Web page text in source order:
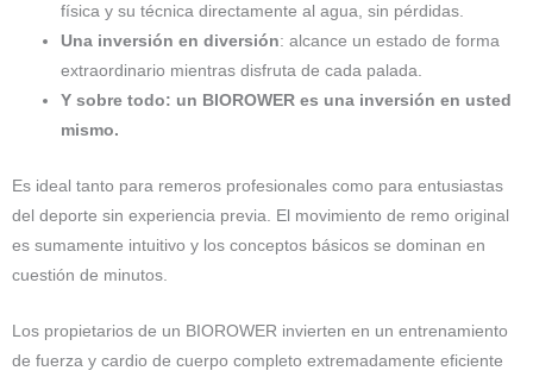
física y su técnica directamente al agua, sin pérdidas.
Una inversión en diversión: alcance un estado de forma
extraordinario mientras disfruta de cada palada.
Y sobre todo: un BIOROWER es una inversión en usted
mismo.
Es ideal tanto para remeros profesionales como para entusiastas
del deporte sin experiencia previa. El movimiento de remo original
es sumamente intuitivo y los conceptos básicos se dominan en
cuestión de minutos.
Los propietarios de un BIOROWER invierten en un entrenamiento
de fuerza y cardio de cuerpo completo extremadamente eficiente